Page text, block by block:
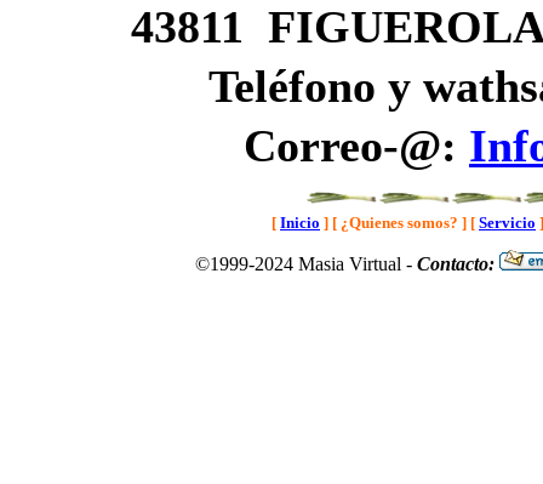
43811
Teléfono y
Correo-@:
[ Inicio ] [ ¿Quienes somos? ] [ Servicio ]
©1999-2024 Masia Virtual - Contacto: